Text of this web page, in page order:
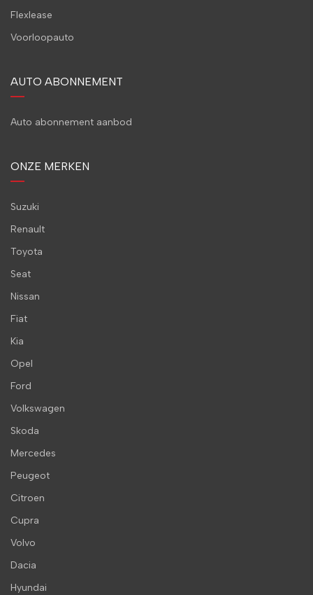
Flexlease
Voorloopauto
AUTO ABONNEMENT
Auto abonnement aanbod
ONZE MERKEN
Suzuki
Renault
Toyota
Seat
Nissan
Fiat
Kia
Opel
Ford
Volkswagen
Skoda
Mercedes
Peugeot
Citroen
Cupra
Volvo
Dacia
Hyundai